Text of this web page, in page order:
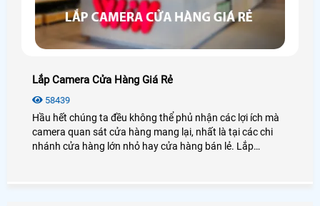
Lắp Camera Cửa Hàng Giá Rẻ
58439
Hầu hết chúng ta đều không thể phủ nhận các lợi ích mà
camera quan sát cửa hàng mang lại, nhất là tại các chi
nhánh cửa hàng lớn nhỏ hay cửa hàng bán lẻ. Lắp